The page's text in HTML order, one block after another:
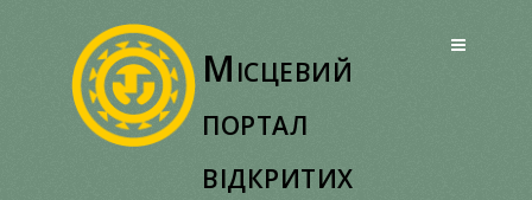
Місцевий
портал
відкритих